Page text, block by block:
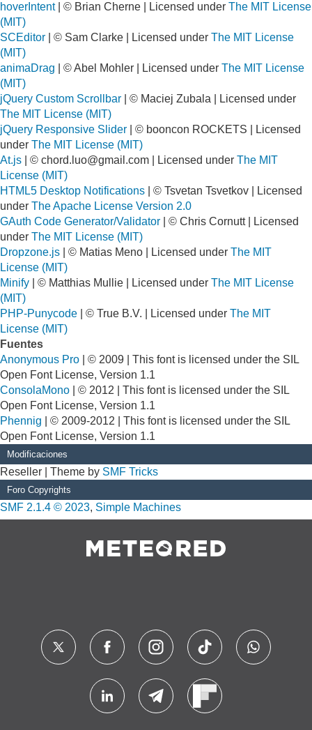
hoverIntent| © Brian Cherne | Licensed under The MIT License
(MIT)
SCEditor | © Sam Clarke | Licensed under The MIT License
(MIT)
animaDrag | © Abel Mohler | Licensed under The MIT License
(MIT)
jQuery Custom Scrollbar | © Maciej Zubala | Licensed under
The MIT License (MIT)
jQuery Responsive Slider | © booncon ROCKETS | Licensed
under The MIT License (MIT)
At.js | © chord.luo@gmail.com | Licensed under The MIT
License (MIT)
HTML5 Desktop Notifications | © Tsvetan Tsvetkov | Licensed
under The Apache License Version 2.0
GAuth Code Generator/Validator | © Chris Cornutt | Licensed
under The MIT License (MIT)
Dropzone.js | © Matias Meno | Licensed under The MIT
License (MIT)
Minify | © Matthias Mullie | Licensed under The MIT License
(MIT)
PHP-Punycode | © True B.V. | Licensed under The MIT
License (MIT)
Fuentes
Anonymous Pro | © 2009 | This font is licensed under the SIL
Open Font License, Version 1.1
ConsolaMono | © 2012 | This font is licensed under the SIL
Open Font License, Version 1.1
Phennig | © 2009-2012 | This font is licensed under the SIL
Open Font License, Version 1.1
Modificaciones
Reseller | Theme by SMF Tricks
Foro Copyrights
SMF 2.1.4 © 2023, Simple Machines